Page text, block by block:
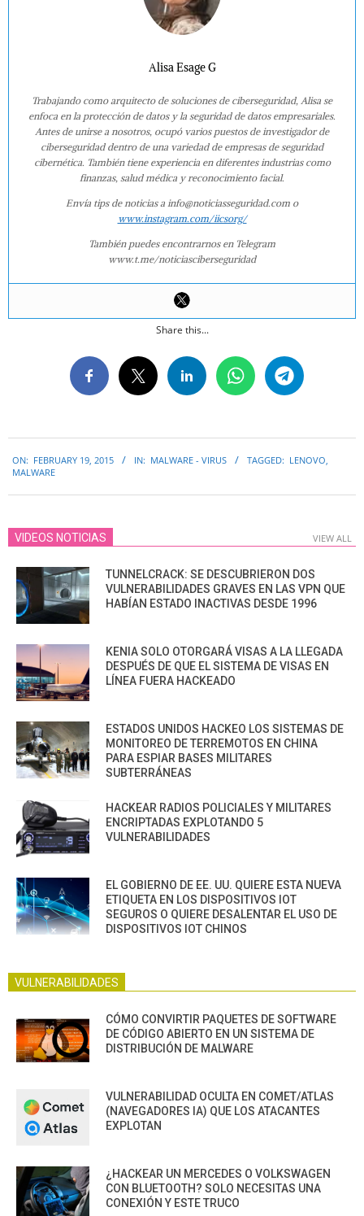
Alisa Esage G
Trabajando como arquitecto de soluciones de ciberseguridad, Alisa se
enfoca en la protección de datos y la seguridad de datos empresariales.
Antes de unirse a nosotros, ocupó varios puestos de investigador de
ciberseguridad dentro de una variedad de empresas de seguridad
cibernética. También tiene experiencia en diferentes industrias como
finanzas, salud médica y reconocimiento facial.
Envía tips de noticias a info@noticiasseguridad.com o
www.instagram.com/iicsorg/
También puedes encontrarnos en Telegram
www.t.me/noticiasciberseguridad
Share this...
02-
ON: FEBRUARY 19, 2015 IN: MALWARE - VIRUS TAGGED: LENOVO,
MALWARE
VIDEOS NOTICIAS VIEW ALL
TUNNELCRACK: SE DESCUBRIERON DOS
VULNERABILIDADES GRAVES EN LAS VPN QUE
HABÍAN ESTADO INACTIVAS DESDE 1996
KENIA SOLO OTORGARÁ VISAS A LA LLEGADA
DESPUÉS DE QUE EL SISTEMA DE VISAS EN
LÍNEA FUERA HACKEADO
ESTADOS UNIDOS HACKEO LOS SISTEMAS DE
MONITOREO DE TERREMOTOS EN CHINA
PARA ESPIAR BASES MILITARES
SUBTERRÁNEAS
HACKEAR RADIOS POLICIALES Y MILITARES
ENCRIPTADAS EXPLOTANDO 5
VULNERABILIDADES
EL GOBIERNO DE EE. UU. QUIERE ESTA NUEVA
ETIQUETA EN LOS DISPOSITIVOS IOT
SEGUROS O QUIERE DESALENTAR EL USO DE
DISPOSITIVOS IOT CHINOS
VULNERABILIDADES
CÓMO CONVIRTIR PAQUETES DE SOFTWARE
DE CÓDIGO ABIERTO EN UN SISTEMA DE
DISTRIBUCIÓN DE MALWARE
VULNERABILIDAD OCULTA EN COMET/ATLAS
(NAVEGADORES IA) QUE LOS ATACANTES
EXPLOTAN
¿HACKEAR UN MERCEDES O VOLKSWAGEN
CON BLUETOOTH? SOLO NECESITAS UNA
CONEXIÓN Y ESTE TRUCO